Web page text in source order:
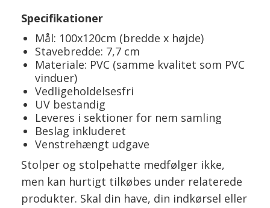
Specifikationer
Mål: 100x120cm (bredde x højde)
Stavebredde: 7,7 cm
Materiale: PVC (samme kvalitet som PVC
vinduer)
Vedligeholdelsesfri
UV bestandig
Leveres i sektioner for nem samling
Beslag inkluderet
Venstrehængt udgave
Stolper og stolpehatte medfølger ikke,
men kan hurtigt tilkøbes under relaterede
produkter. Skal din have, din indkørsel eller